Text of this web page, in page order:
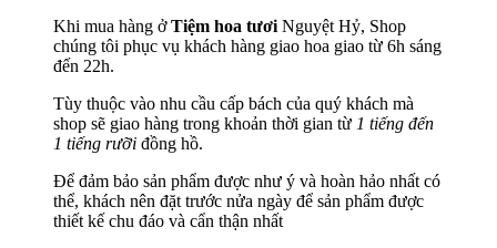
Khi mua hàng ởTiệm hoa tươi Nguyệt Hỷ, Shop
chúng tôi phục vụ khách hàng giao hoa giao từ 6h sáng
đến 22h.
Tùy thuộc vào nhu cầu cấp bách của quý khách mà
shop sẽ giao hàng trong khoản thời gian từ 1 tiếng đến
1 tiếng rưỡi đồng hồ.
Để đảm bảo sản phẩm được như ý và hoàn hảo nhất có
thể, khách nên đặt trước nửa ngày để sản phẩm được
thiết kế chu đáo và cẩn thận nhất